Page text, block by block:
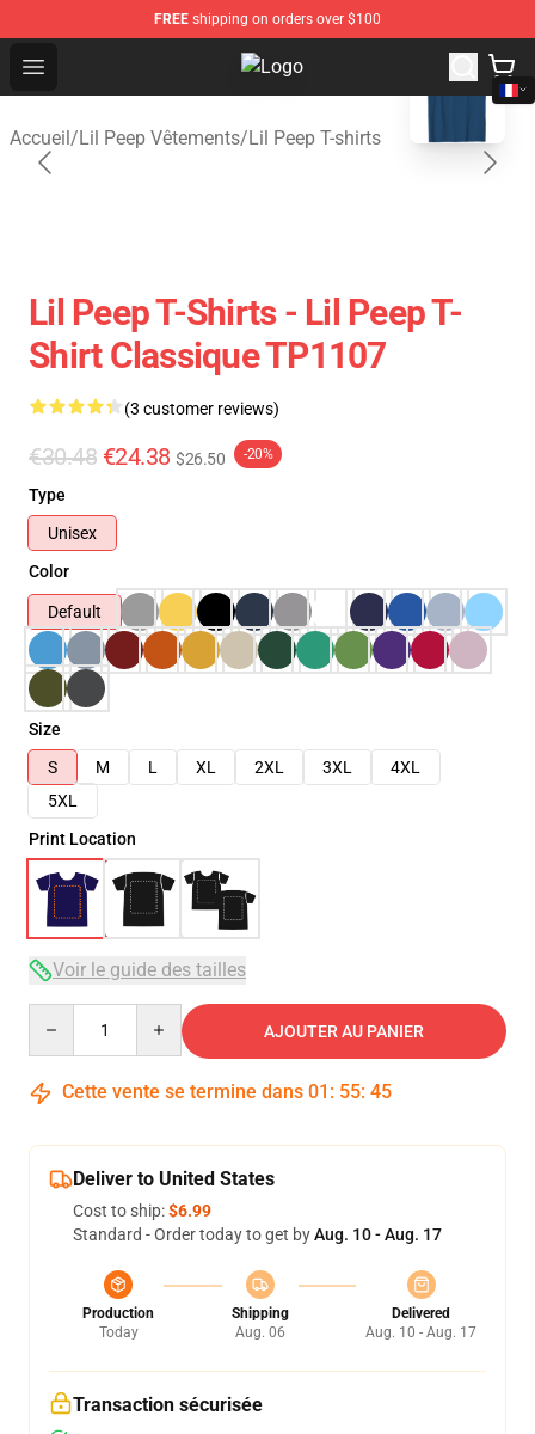
FREE shipping on orders over $100
Open menu Lil Peep Store - Official Lil Peep
Accueil/Lil Peep Vêtements/Lil Peep T-shirts
Lil Peep T-Shirts - Lil Peep T-
Shirt Classique TP1107
(3 customer reviews)
€30.48 €24.38 $26.50 -20%
Type
Unisex
Color
Default
Size
S
M L XL 2XL 3XL
4XL
5XL
Print Location
Voir le guide des tailles
AJOUTER AU PANIER
Cette vente se termine dans 01 : 55: 45
Deliver to United States
Cost to ship:$6.99
Standard - Order today to get byAug. 10 - Aug. 17
Production
Today
Shipping
Aug. 06
Delivered
Aug. 10 - Aug. 17
Transaction sécurisée